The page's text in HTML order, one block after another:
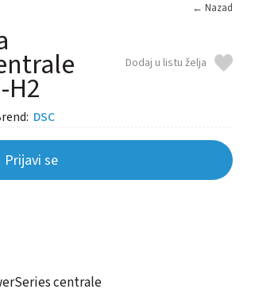
← Nazad
H2
Dodaj u listu želja
DSC
Prijavi se
centrale